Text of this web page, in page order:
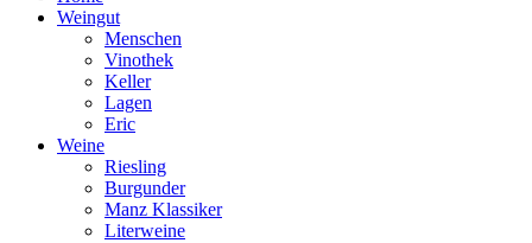
Weingut
Menschen
Vinothek
Keller
Lagen
Eric
Weine
Riesling
Burgunder
Manz Klassiker
Literweine